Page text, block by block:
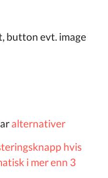
button evt. image
alternativer
hvis
i mer enn 3